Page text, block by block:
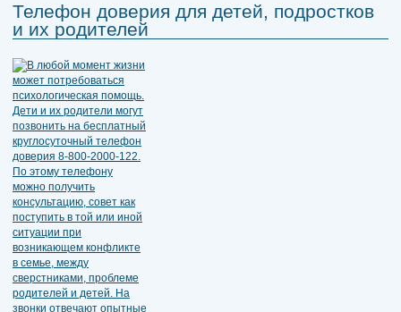
Телефон доверия для детей, подростков
и их родителей